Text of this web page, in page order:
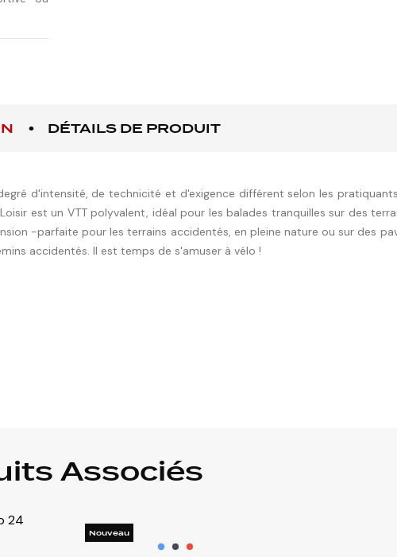
DÉTAILS DE PRODUIT
d'intensité, de technicité et d'exigence différent selon les
est un VTT polyvalent, idéal pour les balades tranquilles sur des
-parfaite pour les terrains accidentés, en pleine nature ou sur des
accidentés. Il est temps de s'amuser à vélo !
Associés
Nouveau